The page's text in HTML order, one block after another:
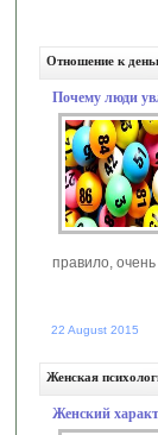
Отношение к
Почему люди
правило,
22 August 2015
Женская
Женский